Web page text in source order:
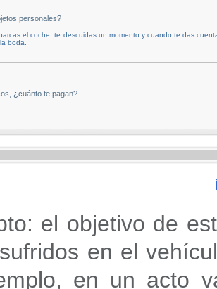
personales?
el coche, te descuidas un momento y cuando te das
boda.
¿cuánto te pagan?
el objetivo de
en el
en un acto